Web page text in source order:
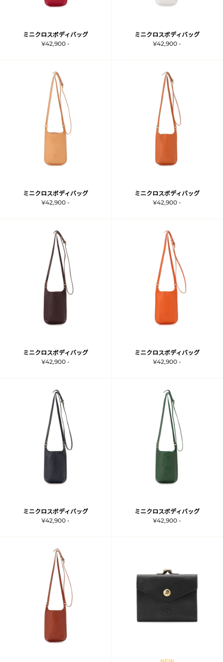
ミニクロスボディバッグ
¥42,900 -
ミニクロスボディバッグ
¥42,900 -
ミニクロスボディバッグ
¥42,900 -
ミニクロスボディバッグ
¥42,900 -
ミニクロスボディバッグ
¥42,900 -
ミニクロスボディバッグ
¥42,900 -
ミニクロスボディバッグ
¥42,900 -
ミニクロスボディバッグ
¥42,900 -